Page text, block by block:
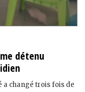
détenu
a changé trois fois de